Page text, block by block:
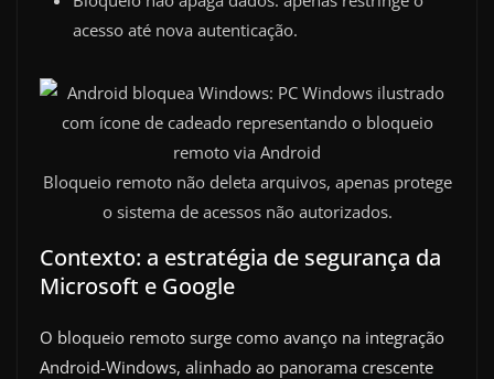
acesso até nova autenticação.
Bloqueio remoto não deleta arquivos, apenas protege
o sistema de acessos não autorizados.
Contexto: a estratégia de segurança da
Microsoft e Google
O bloqueio remoto surge como avanço na integração
Android-Windows, alinhado ao panorama crescente